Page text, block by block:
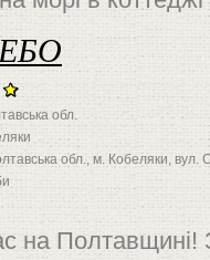
обл.
обл., м. Кобеляки, вул.
на